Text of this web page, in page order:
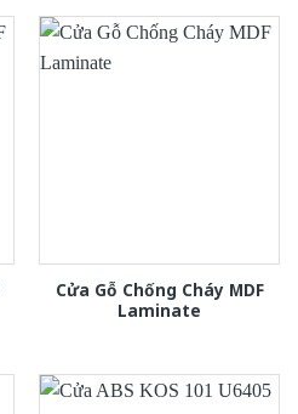
Cửa Gỗ Chống Cháy MDF
Laminate